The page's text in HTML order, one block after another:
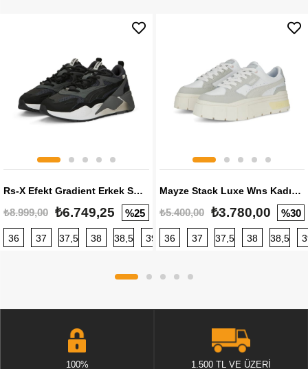
Rs-X Efekt Gradient Erkek Sneaker
₺8.999,00 ₺6.749,25 %25
36 37 37,5 38 38,5 39 40 40,5 41 42 42,5
Mayze Stack Luxe Wns Kadın Sneaker
₺5.400,00 ₺3.780,00 %30
36 37 37,5 38 38,5
100%
1.500 TL VE ÜZERİ